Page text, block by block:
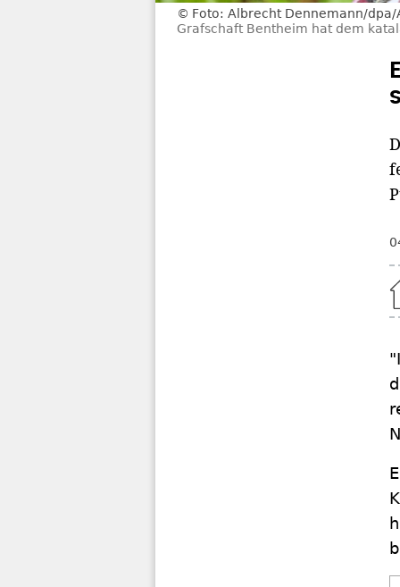
Foto: Albrecht Dennemann/
Grafschaft Bentheim hat dem